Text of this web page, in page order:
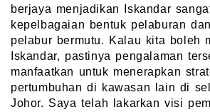
berjaya menjadikan Iskandar
kepelbagaian bentuk pelaburan
pelabur bermutu. Kalau kita boleh
Iskandar, pastinya pengalaman
manfaatkan untuk menerapkan
pertumbuhan di kawasan lain di
Johor. Saya telah lakarkan visi